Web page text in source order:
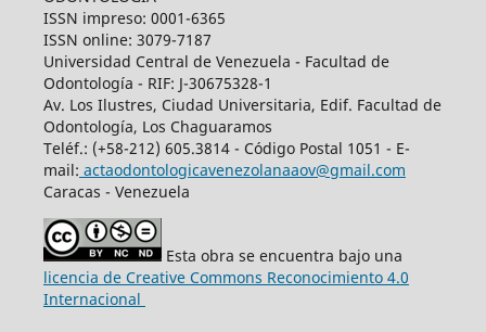
ISSN impreso: 0001-6365
ISSN online: 3079-7187
Universidad Central de Venezuela - Facultad de
Odontología - RIF: J-30675328-1
Av. Los Ilustres, Ciudad Universitaria, Edif. Facultad de
Odontología, Los Chaguaramos
Teléf.: (+58-212) 605.3814 - Código Postal 1051 - E-
mail: actaodontologicavenezolanaaov@gmail.com
Caracas - Venezuela
Esta obra se encuentra bajo una
licencia de Creative Commons Reconocimiento 4.0
Internacional